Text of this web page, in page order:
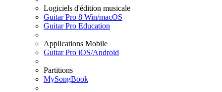
Logiciels d'édition musicale
Guitar Pro 8 Win/macOS
Guitar Pro Education
Applications Mobile
Guitar Pro iOS/Android
Partitions
MySongBook